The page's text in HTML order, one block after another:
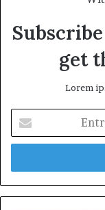
get
Lorem
votre
adresse